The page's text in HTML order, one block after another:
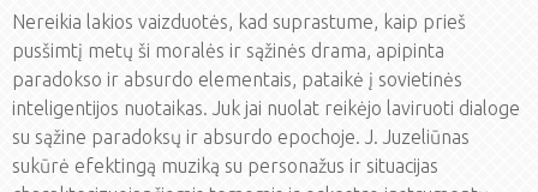
Nereikia lakios vaizduotės, kad suprastume, kaip prieš
pusšimtį metų ši moralės ir sąžinės drama, apipinta
paradokso ir absurdo elementais, pataikė į sovietinės
inteligentijos nuotaikas. Juk jai nuolat reikėjo laviruoti dialoge
su sąžine paradoksų ir absurdo epochoje. J. Juzeliūnas
sukūrė efektingą muziką su personažus ir situacijas